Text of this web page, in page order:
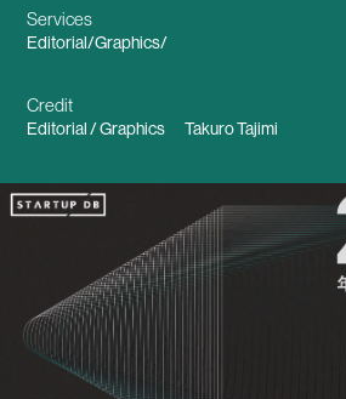
Services
Editorial/Graphics/
Credit
Editorial / Graphics Takuro Tajimi